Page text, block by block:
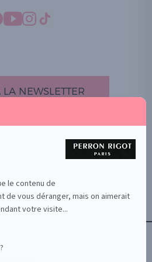
le contenu de
de vous déranger, mais on aimerait
votre visite...
NEWSLETTER
PARTICULIERS
/ FAQ
CONTACT
CGU/CGV